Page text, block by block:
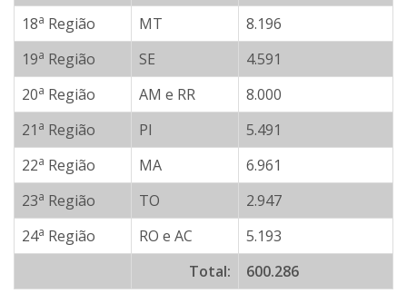
18a Região MT
8.196
19a Região SE
4.591
20a Região AM e RR
8.000
21 a Região PI
5.491
22a Região MA
6.961
23a Região TO
2.947
24a Região RO e AC
5.193
Total:
600.286